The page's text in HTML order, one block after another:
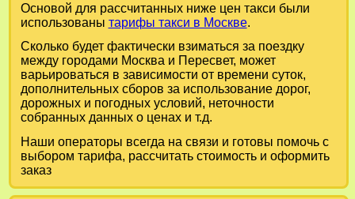
Основой для рассчитанных ниже цен такси были
использованы тарифы такси в Москве.
Сколько будет фактически взиматься за поездку
между городами Москваи Пересвет, может
варьироваться в зависимости от времени суток,
дополнительных сборов за использование дорог,
дорожных и погодных условий, неточности
собранных данных о ценах и т.д.
Наши операторы всегда на связи и готовы помочь с
выбором тарифа, рассчитать стоимость и оформить
заказ